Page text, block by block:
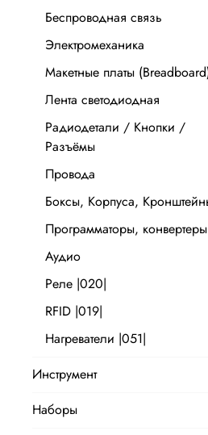
Беспроводная связь
Электромеханика
Макетные платы
Лента светодиодная
Радиодетали / Кнопки /
Разъёмы
Провода
Боксы, Корпуса,
Программаторы, конвертеры
Аудио
Реле |020|
RFID |019|
Нагреватели |051|
Инструмент
Наборы